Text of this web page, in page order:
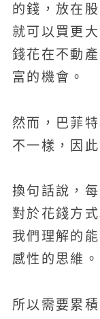
的錢，放在
就可以買更
錢花在不動
富的機會。
然而，巴菲
不一樣，因
換句話說，
對於花錢方
我們理解的
感性的思維。
所以需要累